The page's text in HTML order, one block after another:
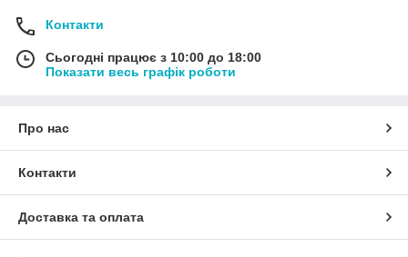
Контакти
Сьогодні працює з 10:00 до 18:00
Показати весь графік роботи
Про нас
Контакти
Доставка та оплата